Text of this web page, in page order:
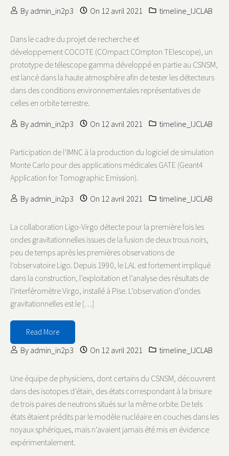
By admin_in2p3 On 12 avril 2021 timeline_IJCLAB
Dans le cadre du projet de recherche et
développement COCOTE (COmpact COmpton TElescope), un
prototype de télescope gamma développé en partie au CSNSM,
est lancé dans la haute atmosphère afin de tester les détecteurs
dans des conditions environnementales représentatives de
celles en orbite terrestre.
By admin_in2p3 On 12 avril 2021 timeline_IJCLAB
Participation de l’IMNC à la production du logiciel de simulation
Monte Carlo pour des applications médicales GATE (Geant4
Application for Tomographic Emission).
By admin_in2p3 On 12 avril 2021 timeline_IJCLAB
La collaboration Ligo-Virgo détecte pour la première fois les
ondes gravitationnelles issues de la fusion de deux trous noirs,
peu de temps après les premières observations de
l’observatoire Ligo. Depuis 1990, le LAL est fortement impliqué
dans la construction, l’exploitation et l’analyse des résultats de
l’interféromètre Virgo, installé à Pise. L’observation d’ondes
gravitationnelles est le […]
Read More
By admin_in2p3 On 12 avril 2021 timeline_IJCLAB
Une équipe de physiciens, dont certains du CSNSM, découvrent
dans des isotopes d’étain, des états correspondant à la brisure
de trois paires de neutrons situés sur la même orbite. De tels
états étaient prédits par le modèle nucléaire en couches dans les
noyaux sphériques, mais n’avaient jamais été mis en évidence
expérimentalement.